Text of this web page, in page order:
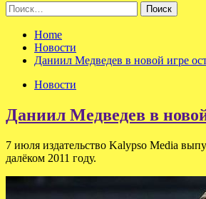
Найти:
Home
Новости
Даниил Медведев в новой игре
Новости
Даниил Медведев в
7 июля издательство Kalypso Media
далёком 2011 году.